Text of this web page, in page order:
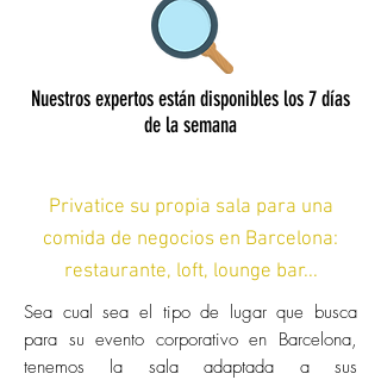
Nuestros expertos están disponibles los 7 días
de la semana
Privatice su propia sala para una
comida de negocios en Barcelona:
restaurante, loft, lounge bar...
Sea cual sea el tipo de lugar que busca
para su evento corporativo en Barcelona,
tenemos la sala adaptada a sus